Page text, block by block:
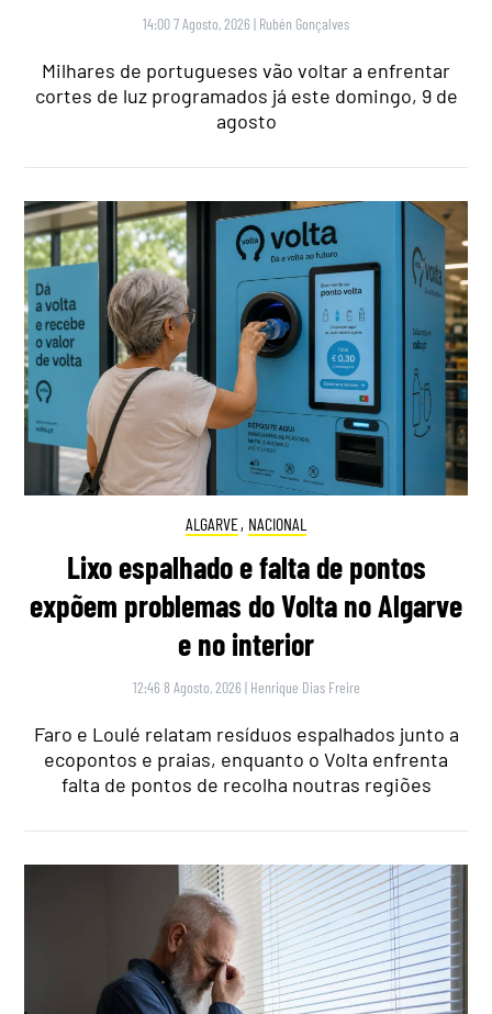
14:00 7 Agosto, 2026 | Rubén Gonçalves
Milhares de portugueses vão voltar a enfrentar
cortes de luz programados já este domingo, 9 de
agosto
ALGARVE, NACIONAL
Lixo espalhado e falta de pontos
expõem problemas do Volta no Algarve
e no interior
12:46 8 Agosto, 2026 | Henrique Dias Freire
Faro e Loulé relatam resíduos espalhados junto a
ecopontos e praias, enquanto o Volta enfrenta
falta de pontos de recolha noutras regiões